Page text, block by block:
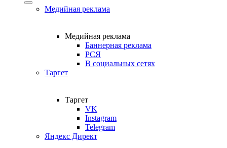
Медийная реклама
Медийная реклама
Баннерная реклама
РСЯ
В социальных сетях
Таргет
Таргет
VK
Instagram
Telegram
Яндекс Директ